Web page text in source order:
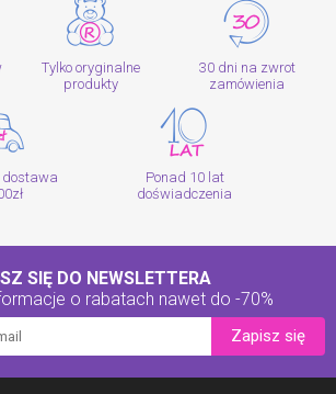
Tylko oryginalne
produkty
30 dni na zwrot
zamówienia
Ponad 10 lat
doświadczenia
SIĘ DO NEWSLETTERA
o rabatach nawet do -70%
Zapisz się